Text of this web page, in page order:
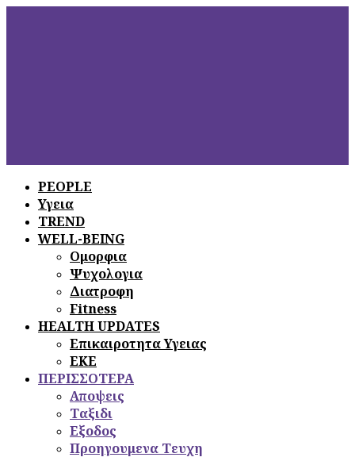
PEOPLE
Υγεια
TREND
WELL-BEING
Ομορφια
Ψυχολογια
Διατροφη
Fitness
HEALTH UPDATES
Επικαιροτητα Υγειας
ΕΚΕ
ΠΕΡΙΣΣΟΤΕΡΑ
Αποψεις
Ταξιδι
Εξοδος
Προηγουμενα Τευχη